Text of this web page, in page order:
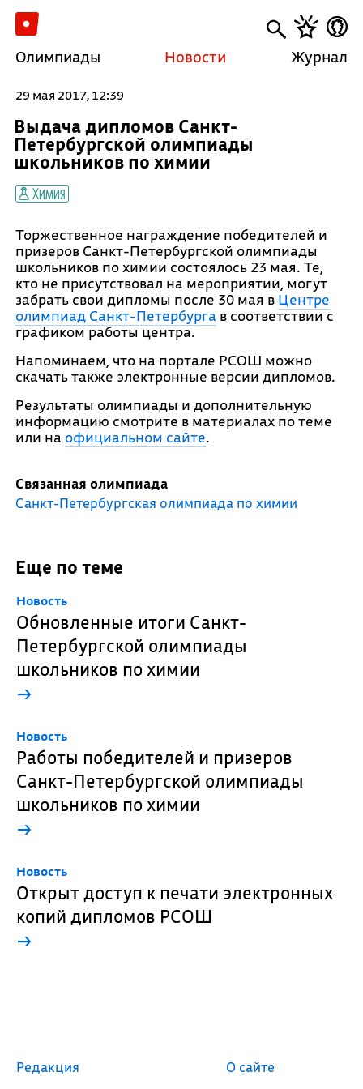
Олимпиады Новости Журнал
29 мая 2017, 12:39
Выдача дипломов Санкт-
Петербургской олимпиады
школьников по химии
Химия
Торжественное награждение победителей и
призеров Санкт-Петербургской олимпиады
школьников по химии состоялось 23 мая. Те,
кто не присутствовал на мероприятии, могут
забрать свои дипломы после 30 мая в Центре
олимпиад Санкт-Петербурга в соответствии с
графиком работы центра.
Напоминаем, что на портале РСОШ можно
скачать также электронные версии дипломов.
Результаты олимпиады и дополнительную
информацию смотрите в материалах по теме
или на официальном сайте.
Связанная олимпиада
Санкт-Петербургская олимпиада по химии
Еще по теме
Новость
Обновленные итоги Санкт-
Петербургской олимпиады
школьников по химии
→
Новость
Работы победителей и призеров
Санкт-Петербургской олимпиады
школьников по химии
→
Новость
Открыт доступ к печати электронных
копий дипломов РСОШ
→
Редакция
О сайте